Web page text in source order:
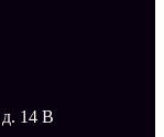
14 В